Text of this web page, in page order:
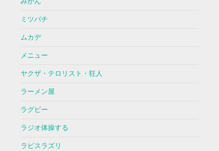
ミツバチ
ムカデ
メニュー
ヤクザ・テロリスト・狂人
ラーメン屋
ラグビー
ラジオ体操する
ラピスラズリ